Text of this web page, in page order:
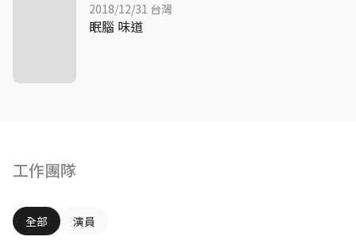
工作團隊
全部 演員
2018/12/31 台灣
眠腦 味道